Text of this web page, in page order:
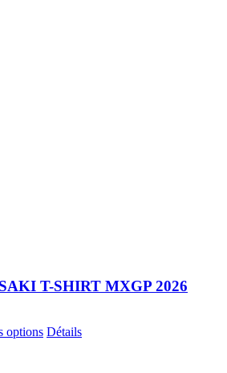
T-SHIRT MXGP 2026
options Ce
Détails